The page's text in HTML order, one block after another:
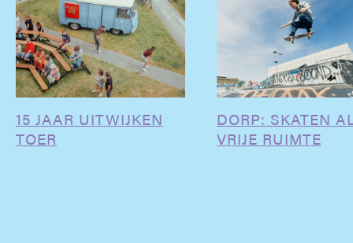
15 JAAR UITWIJKEN
TOER
DORP: SKATEN
VRIJE RUIMTE